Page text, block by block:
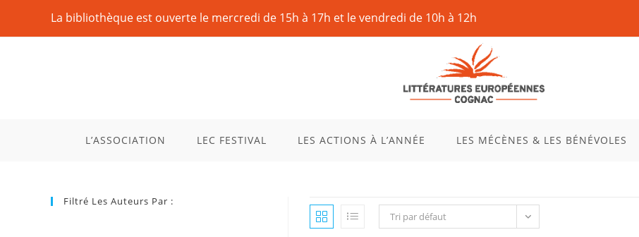
La bibliothèque est ouverte le mercredi de 15h à 17h et le vendredi de 10h à 12h
L’ASSOCIATION LEC FESTIVAL LES ACTIONS À L’ANNÉE LES MÉCÈNES & LES BÉNÉVOLES
Tri par défaut
Filtré Les Auteurs Par :